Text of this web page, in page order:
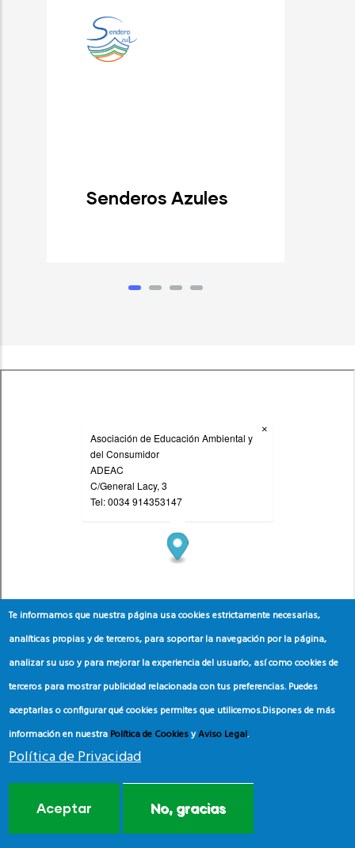
Senderos Azules
Te informamos que nuestra página usa cookies estrictamente necesarias,
analíticas propias y de terceros, para soportar la navegación por la página,
analizar su uso y para mejorar la experiencia del usuario, así como cookies de
terceros para mostrar publicidad relacionada con tus preferencias. Puedes
aceptarlas o configurar qué cookies permites que utilicemos.Dispones de más
información en nuestra Política de CookiesyAviso Legal.
Política de Privacidad
Aceptar No, gracias